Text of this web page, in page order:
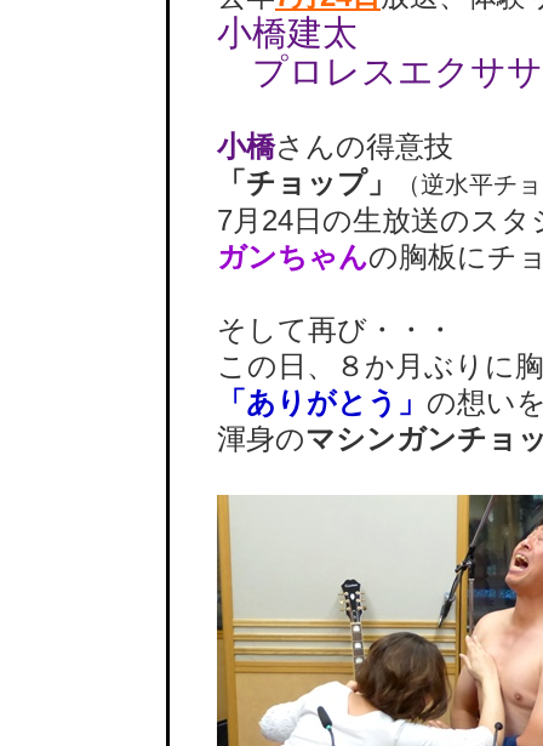
小橋建太
プロレスエクサ
小橋さんの得意技
「チョップ」
（逆水平チ
7月24日の生放送のスタ
ガンちゃんの胸板にチ
そして再び・・・
この日、８か月ぶりに
「ありがとう」 の想い
渾身のマシンガンチョ